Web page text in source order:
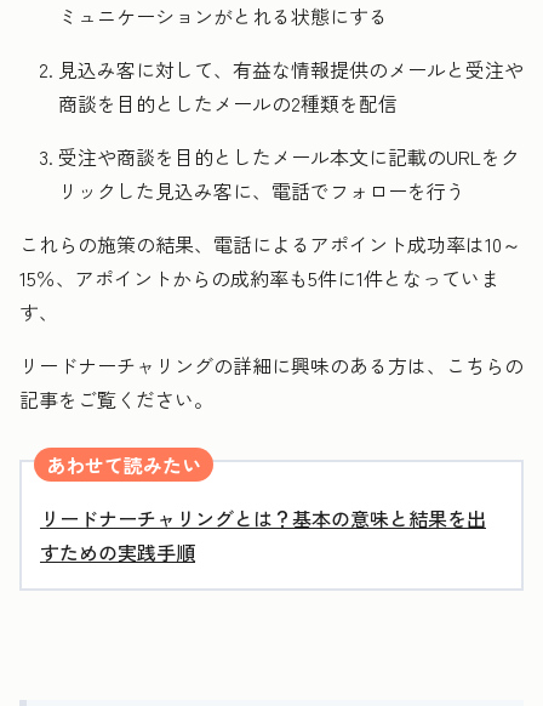
ミュニケーションがとれる状態にする
見込み客に対して、有益な情報提供のメールと受注や
商談を目的としたメールの2種類を配信
受注や商談を目的としたメール本文に記載のURLをク
リックした見込み客に、電話でフォローを行う
これらの施策の結果、電話によるアポイント成功率は10～
15％、アポイントからの成約率も5件に1件となっていま
す、
リードナーチャリングの詳細に興味のある方は、こちらの
記事をご覧ください。
あわせて読みたい
リードナーチャリングとは？基本の意味と結果を出
すための実践手順